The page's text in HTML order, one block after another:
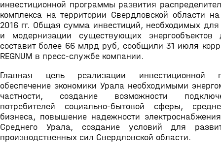
инвестиционной программы развития
комплекса на территории Свердловской области
2016 гг. Общая сумма инвестиций, необходимых для
и модернизации существующих
составит более 66 млрд руб, сообщили 31 июля
REGNUM в пресс-службе компании.
Главная цель реализации инвестиционной
обеспечение экономики Урала необходимыми
частности, создание возможности
потребителей социально-бытовой сферы,
бизнеса, повышение надежности
Среднего Урала, создание условий для
производственных сил Свердловской области.